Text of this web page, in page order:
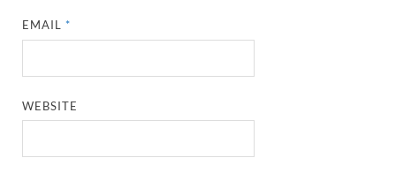
EMAIL*
WEBSITE